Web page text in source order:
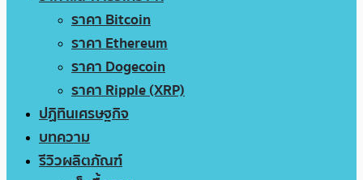
ราคา Bitcoin
ราคา Ethereum
ราคา Dogecoin
ราคา Ripple (XRP)
ปฏิทินเศรษฐกิจ
บทความ
รีวิวผลิตภัณฑ์